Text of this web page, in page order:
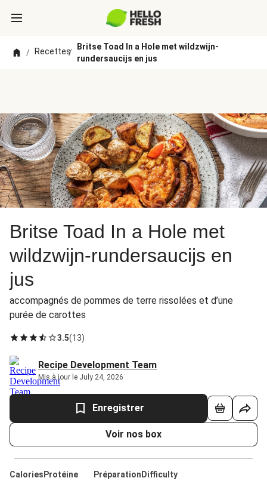
/ Recettes/
Britse Toad In a Hole met wildzwijn-
rundersaucijs en jus
Britse Toad In a Hole met
wildzwijn-rundersaucijs en
jus
accompagnés de pommes de terre rissolées et d’une
purée de carottes
3.5(13)
Recipe Development Team
Mis à jour le July 24, 2026
Enregistrer
Voir nos box
Calories Protéine
Préparation Difficulty